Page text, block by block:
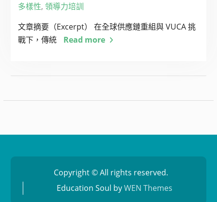
多樣性, 領導力培訓
文章摘要（Excerpt） 在全球供應鏈重組與 VUCA 挑
戰下，傳統
Read more
Copyright © All rights reserved.
Education Soul byWEN Themes